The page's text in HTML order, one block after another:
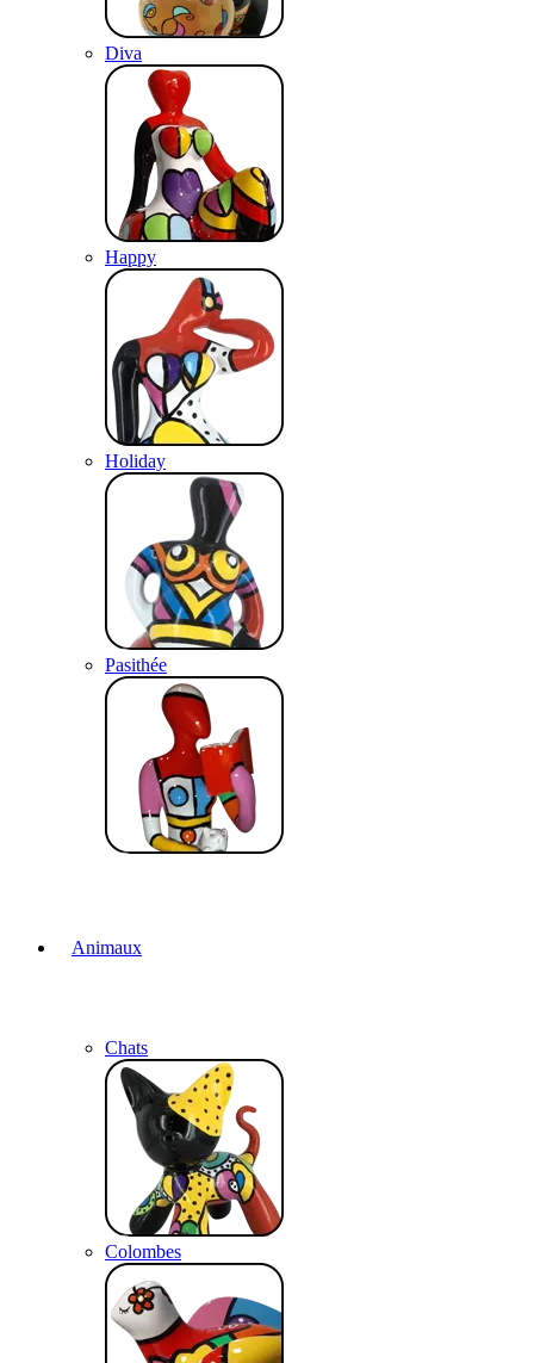
Diva
Happy
Holiday
Pasithée
Animaux
Chats
Colombes